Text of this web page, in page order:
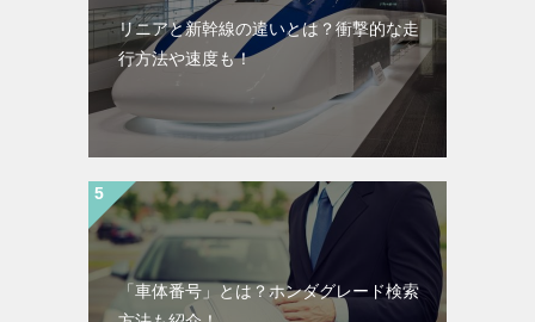
リニアと新幹線の違いとは？衝撃的な走
行方法や速度も！
「車体番号」とは？ホンダグレード検索